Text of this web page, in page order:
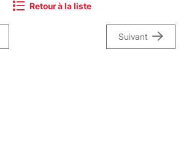
Retour à la liste
Suivant